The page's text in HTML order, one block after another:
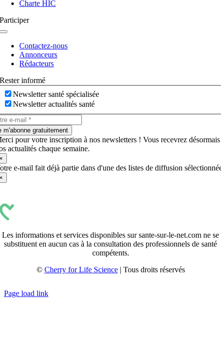
Charte HIC
Participer
Navigation
basculeContactez-nous
Annonceurs
Rédacteurs
Rester informé
Newsletter santé spécialisée
Newsletter actualités santé
m'abonne gratuitement
pour votre inscription à nos newsletters ! Vous recevrez désormais
actualités chaque semaine.
e-mail fait déjà partie dans d'une des listes de diffusion
Les informations et services disponibles sur sante-sur-le-net.com ne se
substituent en aucun cas à la consultation des professionnels de santé
compétents.
© Cherry for Life Science| Tous droits réservés
Page load link